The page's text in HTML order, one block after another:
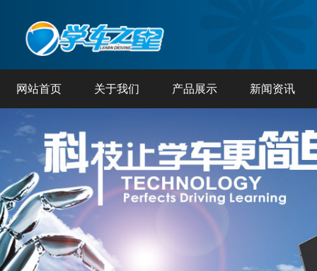
网站首页 关于我们 产品展示 新闻资讯